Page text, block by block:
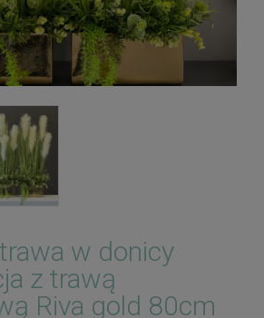
w donicy
z trawą
Riva gold 80cm